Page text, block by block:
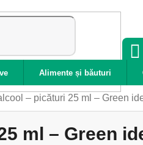
Alimente și băuturi
– picături 25 ml – Green
ml – Green